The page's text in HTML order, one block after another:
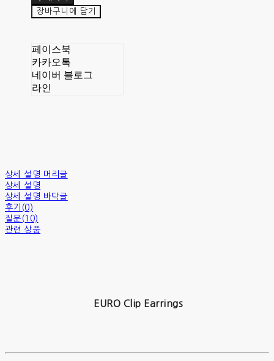
장바구니에 담기
페이스북
카카오톡
네이버 블로그
라인
상세 설명 머리글
상세 설명
상세 설명 바닥글
후기(0)
질문(10)
관련 상품
EURO Clip Earrings